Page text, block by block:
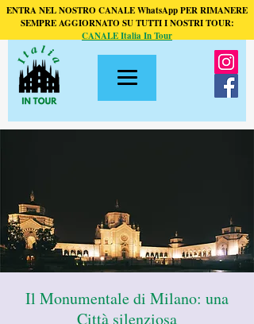
ENTRA NEL NOSTRO CANALE WhatsApp PER RIMANERE
SEMPRE AGGIORNATO SU TUTTI I NOSTRI TOUR:
CANALE Italia In Tour
Il Monumentale di Milano: una
Città silenziosa